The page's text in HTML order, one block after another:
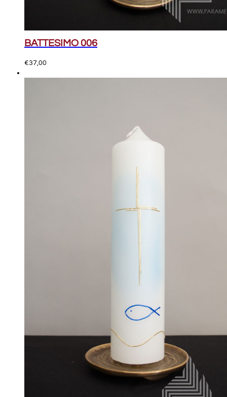
BATTESIMO 006
€37,00